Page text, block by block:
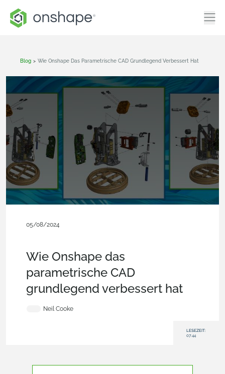
Blog > Wie Onshape Das Parametrische CAD Grundlegend Verbessert Hat
05/08/2024
Wie Onshape das
parametrische CAD
grundlegend verbessert hat
Neil Cooke
LESEZEIT:
07:44